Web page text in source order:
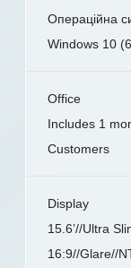
Операційна
Windows 10
Office
Includes 1
Customers
Display
15.6’//Ultra
16:9//Glare//